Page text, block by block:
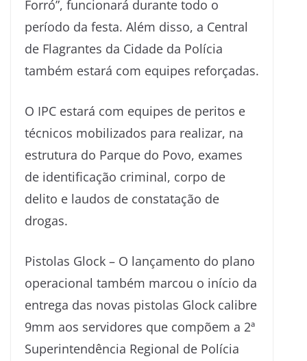
Forró”, funcionará durante todo o
período da festa. Além disso, a Central
de Flagrantes da Cidade da Polícia
também estará com equipes reforçadas.
O IPC estará com equipes de peritos e
técnicos mobilizados para realizar, na
estrutura do Parque do Povo, exames
de identificação criminal, corpo de
delito e laudos de constatação de
drogas.
Pistolas Glock – O lançamento do plano
operacional também marcou o início da
entrega das novas pistolas Glock calibre
9mm aos servidores que compõem a 2ª
Superintendência Regional de Polícia